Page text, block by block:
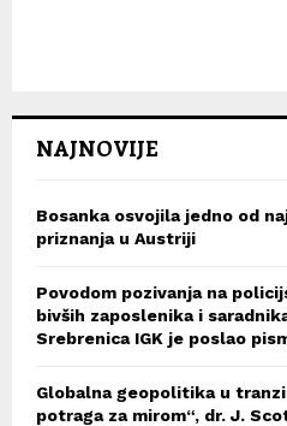
NAJNOVIJE
Bosanka osvojila jedno od
priznanja u Austriji
Povodom pozivanja na
bivših zaposlenika i
Srebrenica IGK je poslao
Globalna geopolitika u
potraga za mirom“, dr. J.